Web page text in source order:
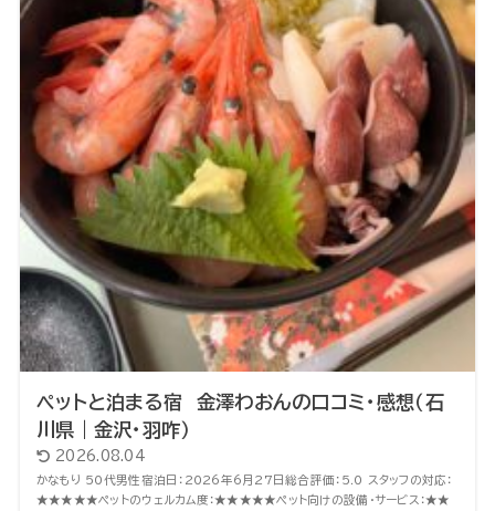
ペットと泊まる宿 金澤わおんの口コミ・感想（石
川県｜金沢・羽咋）
2026.08.04
かなもり 50代男性宿泊日：2026年6月27日総合評価：5.0 スタッフの対応：
★★★★★ペットのウェルカム度：★★★★★ペット向けの設備・サービス：★★